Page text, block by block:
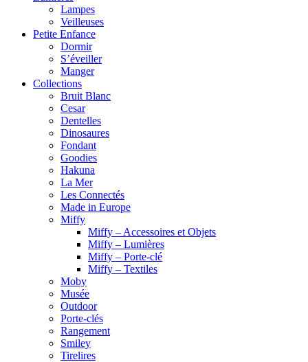
Lampes
Veilleuses
Petite Enfance
Dormir
S’éveiller
Manger
Collections
Bruit Blanc
Cesar
Dentelles
Dinosaures
Fondant
Goodies
Hakuna
La Mer
Les Connectés
Made in Europe
Miffy
Miffy – Accessoires et Objets
Miffy – Lumières
Miffy – Porte-clé
Miffy – Textiles
Moby
Musée
Outdoor
Porte-clés
Rangement
Smiley
Tirelires